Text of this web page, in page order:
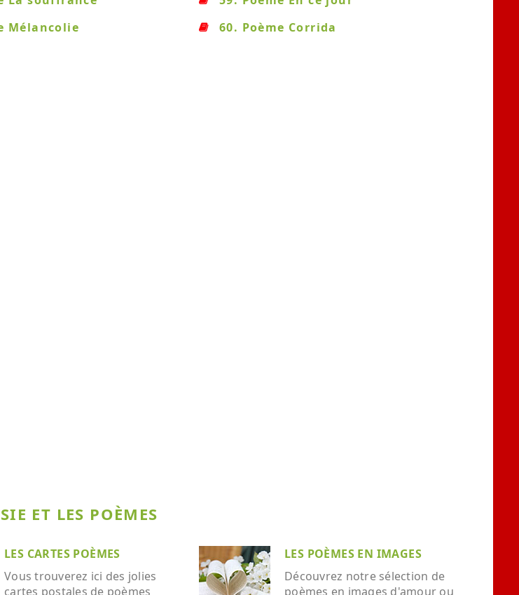
Mélancolie
60. Poème Corrida
ET LES POÈMES
LES CARTES POÈMES
Vous trouverez ici des jolies
cartes postales de poèmes
LES POÈMES EN IMAGES
Découvrez notre sélection de
poèmes en images d'amour ou